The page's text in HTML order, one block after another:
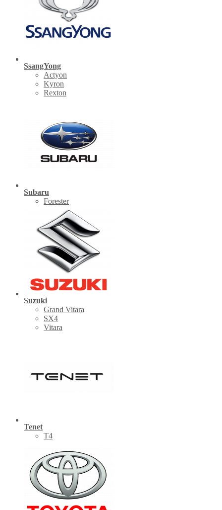
SsangYong
Actyon
Kyron
Rexton
Subaru
Forester
Suzuki
Grand Vitara
SX4
Vitara
Tenet
Т4